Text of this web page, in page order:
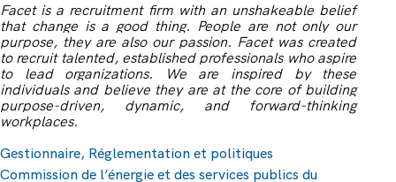
Facet is a recruitment firm with an unshakeable belief
that change is a good thing. People are not only our
purpose, they are also our passion. Facet was created
to recruit talented, established professionals who aspire
to lead organizations. We are inspired by these
individuals and believe they are at the core of building
purpose-driven, dynamic, and forward-thinking
workplaces.
Gestionnaire, Réglementation et politiques
Commission de l’énergie et des services publics du